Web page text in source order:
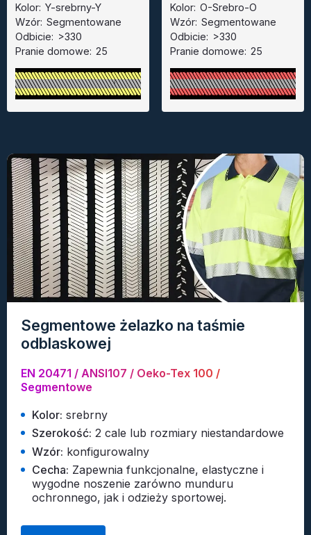
Kolor: Y-srebrny-Y
Wzór: Segmentowane
Odbicie: >330
Pranie domowe: 25
Kolor: O-Srebro-O
Wzór: Segmentowane
Odbicie: >330
Pranie domowe: 25
Segmentowe żelazko na taśmie
odblaskowej
EN 20471 / ANSI107 / Oeko-Tex 100 /
Segmentowe
Kolor: srebrny
Szerokość: 2 cale lub rozmiary niestandardowe
Wzór: konfigurowalny
Cecha: Zapewnia funkcjonalne, elastyczne i
wygodne noszenie zarówno munduru
ochronnego, jak i odzieży sportowej.